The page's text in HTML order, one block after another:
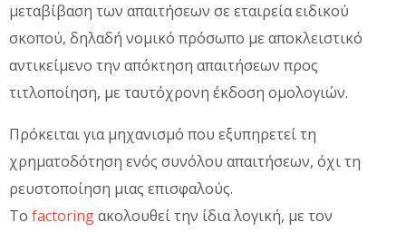
μεταβίβαση των απαιτήσεων σε εταιρεία ειδικού
σκοπού, δηλαδή νομικό πρόσωπο με αποκλειστικό
αντικείμενο την απόκτηση απαιτήσεων προς
τιτλοποίηση, με ταυτόχρονη έκδοση ομολογιών.
Πρόκειται για μηχανισμό που εξυπηρετεί τη
χρηματοδότηση ενός συνόλου απαιτήσεων, όχι τη
ρευστοποίηση μιας επισφαλούς.
Το factoringακολουθεί την ίδια λογική, με τον